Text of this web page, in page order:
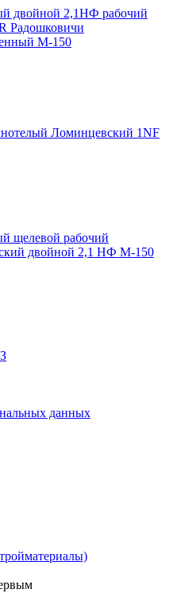
двойной 2,1НФ рабочий
Радошковичи
М-150
Ломинцевский 1NF
щелевой рабочий
двойной 2,1 НФ М-150
данных